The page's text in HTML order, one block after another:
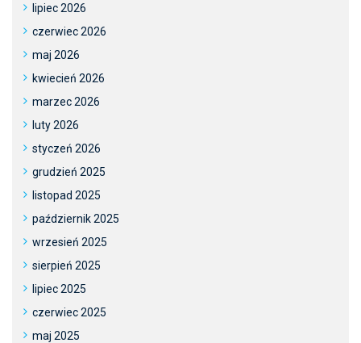
lipiec 2026
czerwiec 2026
maj 2026
kwiecień 2026
marzec 2026
luty 2026
styczeń 2026
grudzień 2025
listopad 2025
październik 2025
wrzesień 2025
sierpień 2025
lipiec 2025
czerwiec 2025
maj 2025